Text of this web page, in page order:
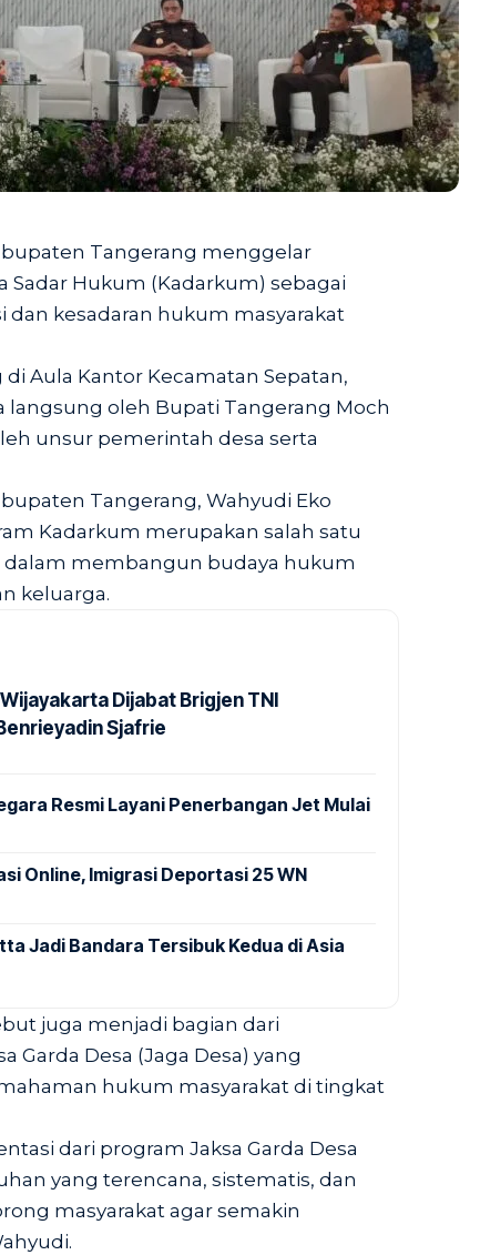
Tangerang menggelar
Sadar Hukum (Kadarkum) sebagai
dan kesadaran hukum masyarakat
Aula Kantor Kecamatan Sepatan,
langsung oleh Bupati Tangerang Moch
unsur pemerintah desa serta
Tangerang, Wahyudi Eko
Kadarkum merupakan salah satu
dalam membangun budaya hukum
keluarga.
Dijabat Brigjen TNI
Sjafrie
Resmi Layani Penerbangan Jet Mulai
Online, Imigrasi Deportasi 25 WN
Jadi Bandara Tersibuk Kedua di Asia
juga menjadi bagian dari
Garda Desa (Jaga Desa) yang
hukum masyarakat di tingkat
dari program Jaksa Garda Desa
yang terencana, sistematis, dan
masyarakat agar semakin